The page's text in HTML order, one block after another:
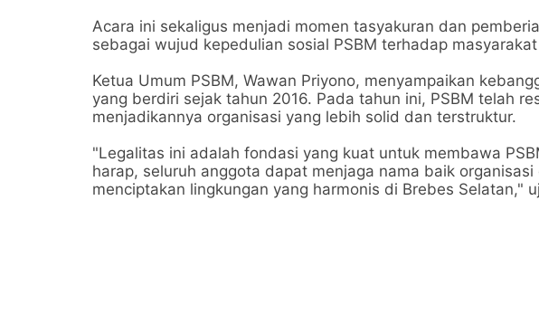
Acara ini sekaligus menjadi momen tasyakuran dan
sebagai wujud kepedulian sosial PSBM terhadap
Ketua Umum PSBM, Wawan Priyono, menyampaikan
yang berdiri sejak tahun 2016. Pada tahun ini, PSBM telah
menjadikannya organisasi yang lebih solid dan terstruktur.
"Legalitas ini adalah fondasi yang kuat untuk membawa
harap, seluruh anggota dapat menjaga nama baik
menciptakan lingkungan yang harmonis di Brebes Selatan,"